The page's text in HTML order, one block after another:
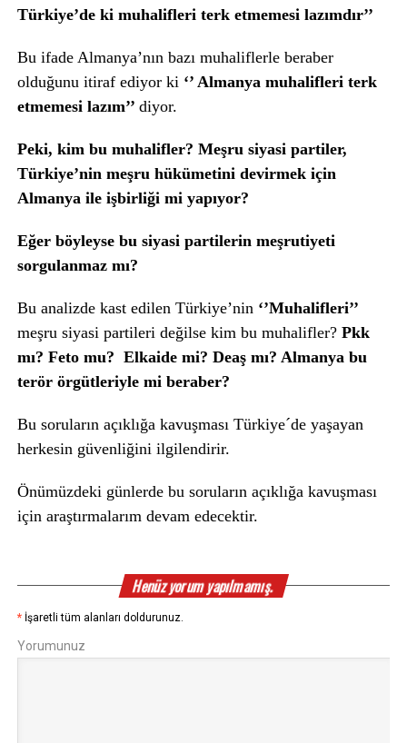
Türkiye’de ki muhalifleri terk etmemesi lazımdır’’
Bu ifade Almanya’nın bazı muhaliflerle beraber
olduğunu itiraf ediyor ki ‘’ Almanya muhalifleri terk
etmemesi lazım’’ diyor.
Peki, kim bu muhalifler? Meşru siyasi partiler,
Türkiye’nin meşru hükümetini devirmek için
Almanya ile işbirliği mi yapıyor?
Eğer böyleyse bu siyasi partilerin meşrutiyeti
sorgulanmaz mı?
Bu analizde kast edilen Türkiye’nin ‘’Muhalifleri’’
meşru siyasi partileri değilse kim bu muhalifler? Pkk
mı? Feto mu? Elkaide mi? Deaş mı? Almanya bu
terör örgütleriyle mi beraber?
Bu soruların açıklığa kavuşması Türkiye´de yaşayan
herkesin güvenliğini ilgilendirir.
Önümüzdeki günlerde bu soruların açıklığa kavuşması
için araştırmalarım devam edecektir.
Henüz yorum yapılmamış.
* İşaretli tüm alanları doldurunuz.
Yorumunuz